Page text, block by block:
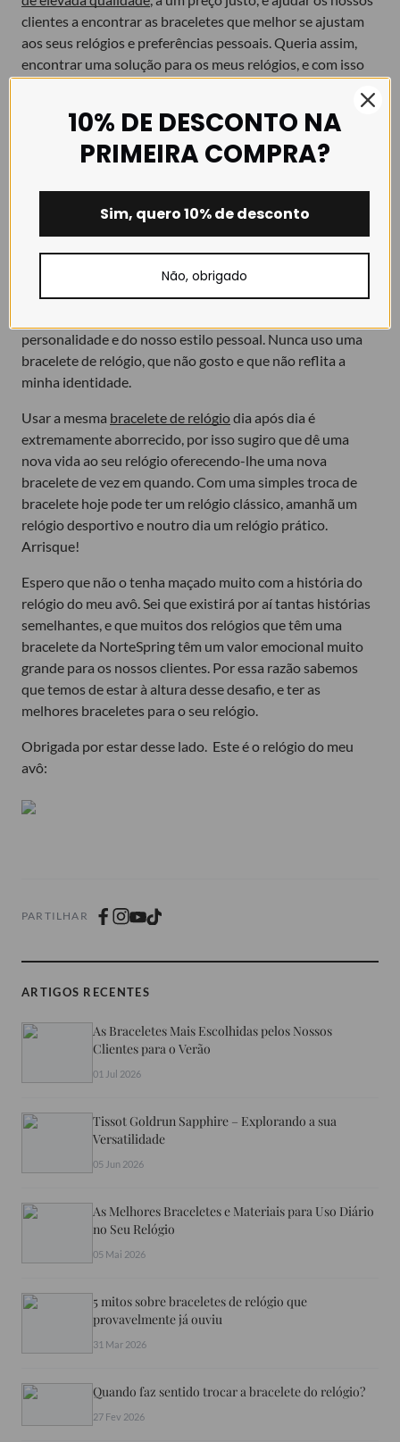
clientes a encontrar as braceletes que melhor se ajustam
aos seus relógios e preferências pessoais. Queria assim,
encontrar uma solução para os meus relógios, e com isso
Hoje em dia, sinto que o relógio do meu avô é um
privilegiado, sempre que penso numa coleção de
tenho logo vontade de trocar a bracelete e dar ao relógio
Para concluir (porque o texto já vai longo)
personalidade e do nosso estilo pessoal. Nunca uso uma
bracelete de relógio, que não gosto e que não reflita a
minha identidade.
Usar a mesma bracelete de relógiodia após dia é
extremamente aborrecido, por isso sugiro que dê uma
nova vida ao seu relógio oferecendo-lhe uma nova
bracelete de vez em quando. Com uma simples troca de
bracelete hoje pode ter um relógio clássico, amanhã um
relógio desportivo e noutro dia um relógio prático.
Arrisque!
Espero que não o tenha maçado muito com a história do
relógio do meu avô. Sei que existirá por aí tantas histórias
semelhantes, e que muitos dos relógios que têm uma
bracelete da NorteSpring têm um valor emocional muito
grande para os nossos clientes. Por essa razão sabemos
que temos de estar à altura desse desafio, e ter as
melhores braceletes para o seu relógio.
Obrigada por estar desse lado. Este é o relógio do meu
avô:
PARTILHAR
ARTIGOS RECENTES
As Braceletes Mais Escolhidas pelos Nossos
Clientes para o Verão
01 Jul 2026
Tissot Goldrun Sapphire – Explorando a sua
Versatilidade
05 Jun 2026
As Melhores Braceletes e Materiais para Uso Diário
no Seu Relógio
05 Mai 2026
5 mitos sobre braceletes de relógio que
provavelmente já ouviu
31 Mar 2026
Quando faz sentido trocar a bracelete do relógio?
27 Fev 2026
10% DE DESCONTO NA
PRIMEIRA COMPRA?
Sim, quero 10% de desconto
Não, obrigado